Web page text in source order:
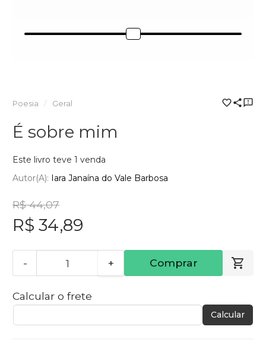
Poesia Geral
É sobre mim
Este livro teve 1 venda
Autor(a): Iara Janaína do Vale Barbosa
R$ 44,07
R$ 34,89
- + Comprar
Calcular o frete
Calcular